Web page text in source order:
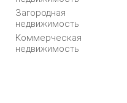
Загородная
недвижимость
Коммерческая
недвижимость